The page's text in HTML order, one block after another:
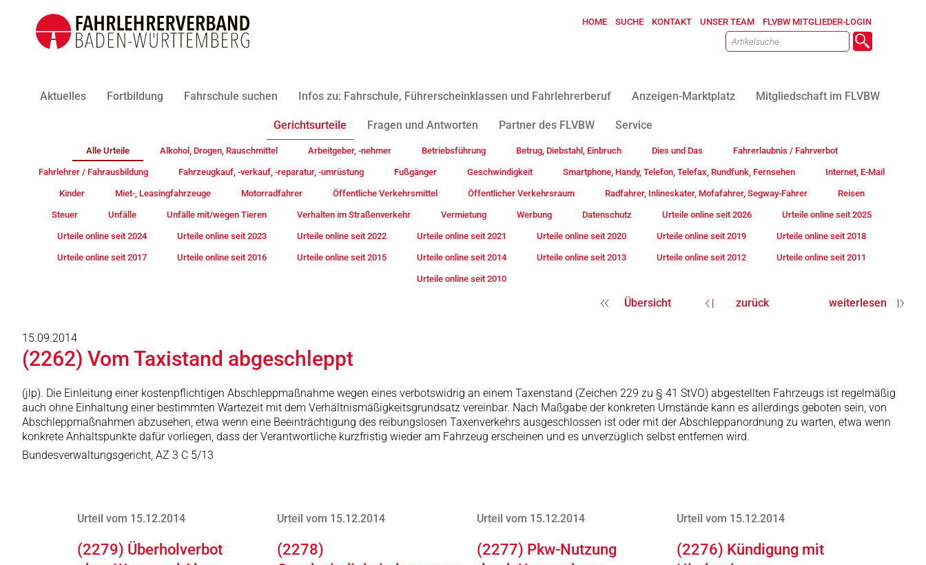
HOME SUCHE KONTAKT UNSER TEAM FLVBW MITGLIEDER-LOGIN
Aktuelles Fortbildung Fahrschule suchen Infos zu: Fahrschule, Führerscheinklassen und Fahrlehrerberuf Anzeigen-Marktplatz Mitgliedschaft im FLVBW
Gerichtsurteile Fragen und Antworten Partner des FLVBW Service
Alle Urteile Alkohol, Drogen, Rauschmittel Arbeitgeber, -nehmer Betriebsführung Betrug, Diebstahl, Einbruch Dies und Das Fahrerlaubnis / Fahrverbot
Fahrlehrer / Fahrausbildung Fahrzeugkauf, -verkauf, -reparatur, -umrüstung Fußgänger Geschwindigkeit Smartphone, Handy, Telefon, Telefax, Rundfunk, Fernsehen Internet, E-Mail
Kinder Miet-, Leasingfahrzeuge Motorradfahrer Öffentliche Verkehrsmittel Öffentlicher Verkehrsraum Radfahrer, Inlineskater, Mofafahrer, Segway-Fahrer Reisen
Steuer Unfälle Unfälle mit/wegen Tieren Verhalten im Straßenverkehr Vermietung Werbung Datenschutz Urteile online seit 2026 Urteile online seit 2025
Urteile online seit 2024 Urteile online seit 2023 Urteile online seit 2022 Urteile online seit 2021 Urteile online seit 2020 Urteile online seit 2019 Urteile online seit 2018
Urteile online seit 2017 Urteile online seit 2016 Urteile online seit 2015 Urteile online seit 2014 Urteile online seit 2013 Urteile online seit 2012 Urteile online seit 2011
Urteile online seit 2010
Übersicht zurück weiterlesen
15.09.2014
(2262) Vom Taxistand abgeschleppt
(jlp). Die Einleitung einer kostenpflichtigen Abschleppmaßnahme wegen eines verbotswidrig an einem Taxenstand (Zeichen 229 zu § 41 StVO) abgestellten Fahrzeugs ist regelmäßig
auch ohne Einhaltung einer bestimmten Wartezeit mit dem Verhältnismäßigkeitsgrundsatz vereinbar. Nach Maßgabe der konkreten Umstände kann es allerdings geboten sein, von
Abschleppmaßnahmen abzusehen, etwa wenn eine Beeinträchtigung des reibungslosen Taxenverkehrs ausgeschlossen ist oder mit der Abschleppanordnung zu warten, etwa wenn
konkrete Anhaltspunkte dafür vorliegen, dass der Verantwortliche kurzfristig wieder am Fahrzeug erscheinen und es unverzüglich selbst entfernen wird.
Bundesverwaltungsgericht, AZ 3 C 5/13
Urteil vom 15.12.2014
(2279) Überholverbot
Urteil vom 15.12.2014
(2278)
Urteil vom 15.12.2014
(2277) Pkw-Nutzung
Urteil vom 15.12.2014
(2276) Kündigung mit